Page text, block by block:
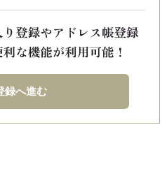
録へ進む